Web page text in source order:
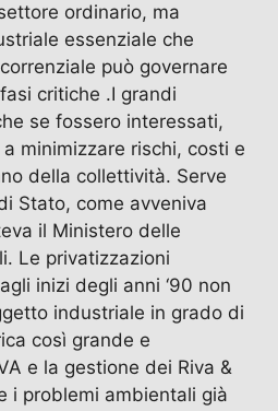
ordinario, ma
essenziale che
può governare
critiche .I grandi
se fossero interessati,
minimizzare rischi, costi e
della collettività. Serve
Stato, come avveniva
il Ministero delle
Le privatizzazioni
inizi degli anni ‘90 non
industriale in grado di
così grande e
e la gestione dei Riva &
i problemi ambientali già